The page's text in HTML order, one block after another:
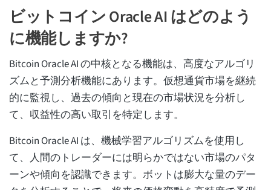
ビットコイン Oracle AI はどのよう
に機能しますか?
Bitcoin Oracle AI の中核となる機能は、高度なアルゴリ
ズムと予測分析機能にあります。仮想通貨市場を継続
的に監視し、過去の傾向と現在の市場状況を分析し
て、収益性の高い取引を特定します。
Bitcoin Oracle AI は、機械学習アルゴリズムを使用し
て、人間のトレーダーには明らかではない市場のパタ
ーンや傾向を認識できます。ボットは膨大な量のデー